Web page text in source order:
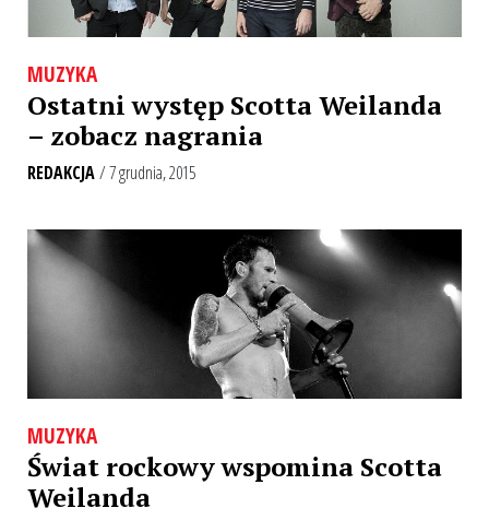
MUZYKA
Ostatni występ Scotta Weilanda
– zobacz nagrania
REDAKCJA/ 7 grudnia, 2015
MUZYKA
Świat rockowy wspomina Scotta
Weilanda